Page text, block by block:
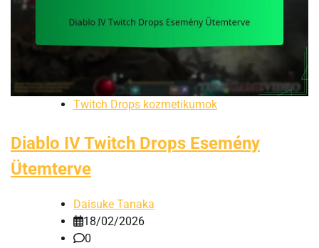
Twitch Drops kozmetikumok
Diablo IV Twitch Drops Esemény
Ütemterve
Daisuke Tanaka
18/02/2026
0